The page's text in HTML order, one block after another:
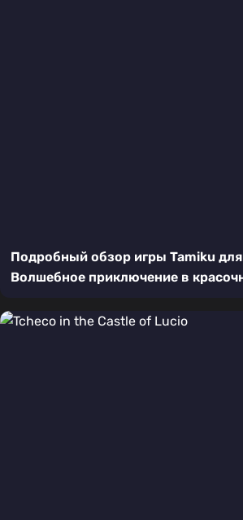
Подробный обзор игры Tamiku
Волшебное приключение в